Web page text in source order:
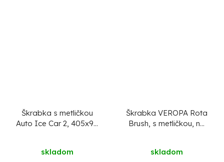
Škrabka s metličkou
Auto Ice Car 2, 405x90
skladom
Škrabka VEROPA Rota
Brush, s metličkou, na
skladom